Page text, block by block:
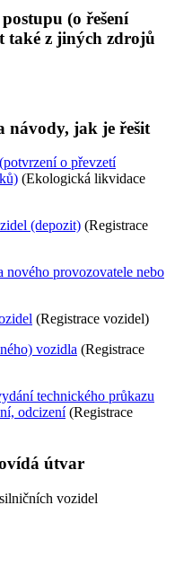
(o řešení
také z jiných zdrojů
návody, jak je řešit
o převzetí
(Ekologická likvidace
(depozit) (Registrace
nového provozovatele nebo
(Registrace vozidel)
vozidla (Registrace
technického průkazu
odcizení(Registrace
útvar
vozidel